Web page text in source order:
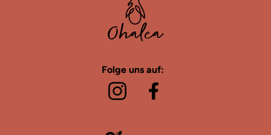
Folge uns auf: